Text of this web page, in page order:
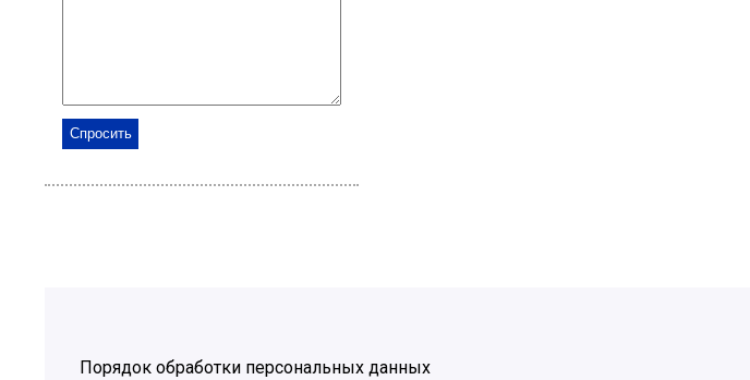
Порядок обработки персональных данных